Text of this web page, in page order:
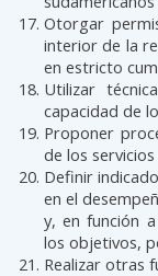
Otorgar
interior de la
en estricto
Utilizar
capacidad de
Proponer
de los
Definir
en el
y, en función
los objetivos,
Realizar otras